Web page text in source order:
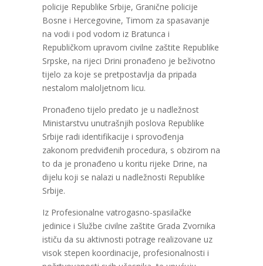
policije Republike Srbije, Granične policije
Bosne i Hercegovine, Timom za spasavanje
na vodi i pod vodom iz Bratunca i
Republičkom upravom civilne zaštite Republike
Srpske, na rijeci Drini pronađeno je beživotno
tijelo za koje se pretpostavlja da pripada
nestalom maloljetnom licu.
Pronađeno tijelo predato je u nadležnost
Ministarstvu unutrašnjih poslova Republike
Srbije radi identifikacije i sprovođenja
zakonom predviđenih procedura, s obzirom na
to da je pronađeno u koritu rijeke Drine, na
dijelu koji se nalazi u nadležnosti Republike
Srbije.
Iz Profesionalne vatrogasno-spasilačke
jedinice i Službe civilne zaštite Grada Zvornika
ističu da su aktivnosti potrage realizovane uz
visok stepen koordinacije, profesionalnosti i